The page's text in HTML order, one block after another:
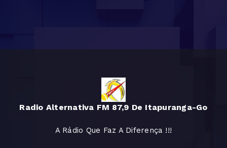
Radio Alternativa FM 87,9 De Itapuranga-Go
A Rádio Que Faz A Diferença !!!